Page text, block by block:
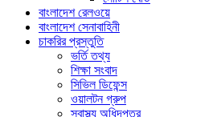
বাংলাদেশ রেলওয়ে
বাংলাদেশ সেনাবাহিনী
চাকরির প্রস্তুতি
ভর্তি তথ্য
শিক্ষা সংবাদ
সিভিল ডিফেন্স
ওয়ালটন গ্রুপ
স্বাস্থ্য অধিদপ্তর